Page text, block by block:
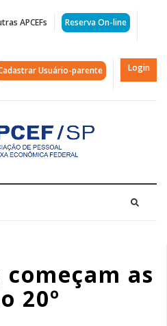
APCEFs Reserva On-line
Usuário-parente Login
as
20º